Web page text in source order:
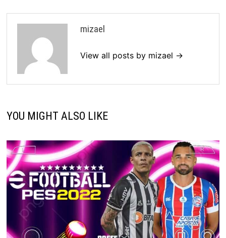
mizael
View all posts by mizael →
YOU MIGHT ALSO LIKE